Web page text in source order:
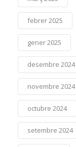
febrer 2025
gener 2025
desembre 2024
novembre 2024
octubre 2024
setembre 2024